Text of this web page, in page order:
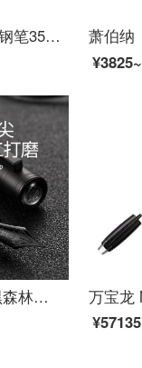
英雄（HERO）钢笔359A正姿 学生办公练字铱金钢笔签字笔 薄厚片工艺铱金笔尖（附加6支墨囊） 蓝白EF尖
¥3825~
弘典钢笔1850黑森林练字学生用复古商务男女成人用笔弯头美工礼盒装礼物送礼书写书法墨水笔 免费刻字 黑森林（墨水礼盒） EF尖钢笔/0.38mm